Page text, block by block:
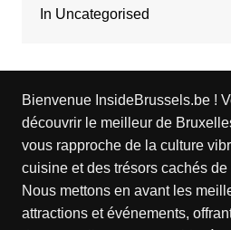
In Uncategorised
Bienvenue InsideBrussels.be !
découvrir le meilleur de
vous rapproche de la culture
cuisine et des trésors cachés
Nous mettons en avant les
attractions et événements,